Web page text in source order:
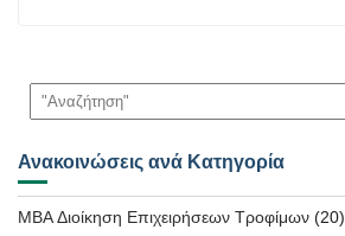
Ανακοινώσεις ανά Κατηγορία
MBA Διοίκηση Επιχειρήσεων Τροφίμων (20)